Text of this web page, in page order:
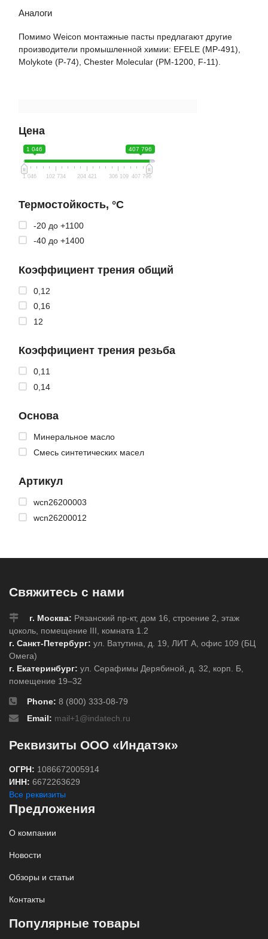
Цена
1 046 407 796
1 046 102 734 204 421 306 109 407 796
Термостойкость, °C
-20 до +1100
-40 до +1400
Коэффициент трения общий
0,12
0,16
12
Коэффициент трения резьба
0,11
0,14
Основа
Минеральное масло
Смесь синтетических масел
Артикул
wcn26200003
wcn26200012
Аналоги
Помимо Weicon монтажные пасты предлагают другие
производители промышленной химии: EFELE (MP-491),
Molykote (P-74), Chester Molecular (РМ-1200, F-11).
Свяжитесь с нами
г. Москва: Рязанский пр-кт, дом 16, строение 2, этаж
цоколь, помещение III, комната 1.2
г. Санкт-Петербург: ул. Ватутина, д. 19, ЛИТ А, офис 109 (БЦ
Омега)
г. Екатеринбург: ул. Серафимы Дерябиной, д. 32, корп. Б,
помещение 19–32
Phone: 8 (800) 333-08-79
Email: mail+1@indatech.ru
Реквизиты ООО «Индатэк»
ОГРН: 1086672005914
ИНН: 6672263629
Все реквизиты
Предложения
О компании
Новости
Обзоры и статьи
Контакты
Популярные товары